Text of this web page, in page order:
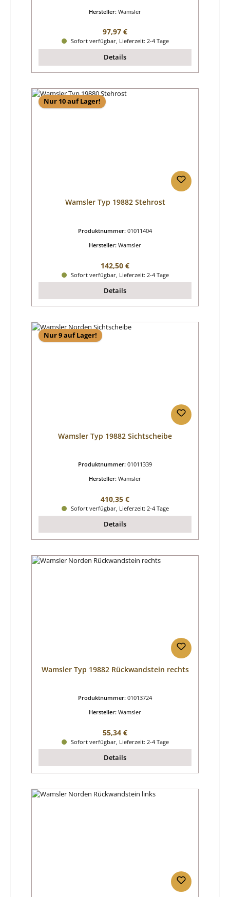
Hersteller: Wamsler
Regulärer Preis:
97,97 €
Sofort verfügbar, Lieferzeit: 2-4 Tage
Details
Nur 10 auf Lager!
Wamsler Typ 19882 Stehrost
Produktnummer: 01011404
Hersteller: Wamsler
Regulärer Preis:
142,50 €
Sofort verfügbar, Lieferzeit: 2-4 Tage
Details
Nur 9 auf Lager!
Wamsler Typ 19882 Sichtscheibe
Produktnummer: 01011339
Hersteller: Wamsler
Regulärer Preis:
410,35 €
Sofort verfügbar, Lieferzeit: 2-4 Tage
Details
Wamsler Typ 19882 Rückwandstein rechts
Produktnummer: 01013724
Hersteller: Wamsler
Regulärer Preis:
55,34 €
Sofort verfügbar, Lieferzeit: 2-4 Tage
Details